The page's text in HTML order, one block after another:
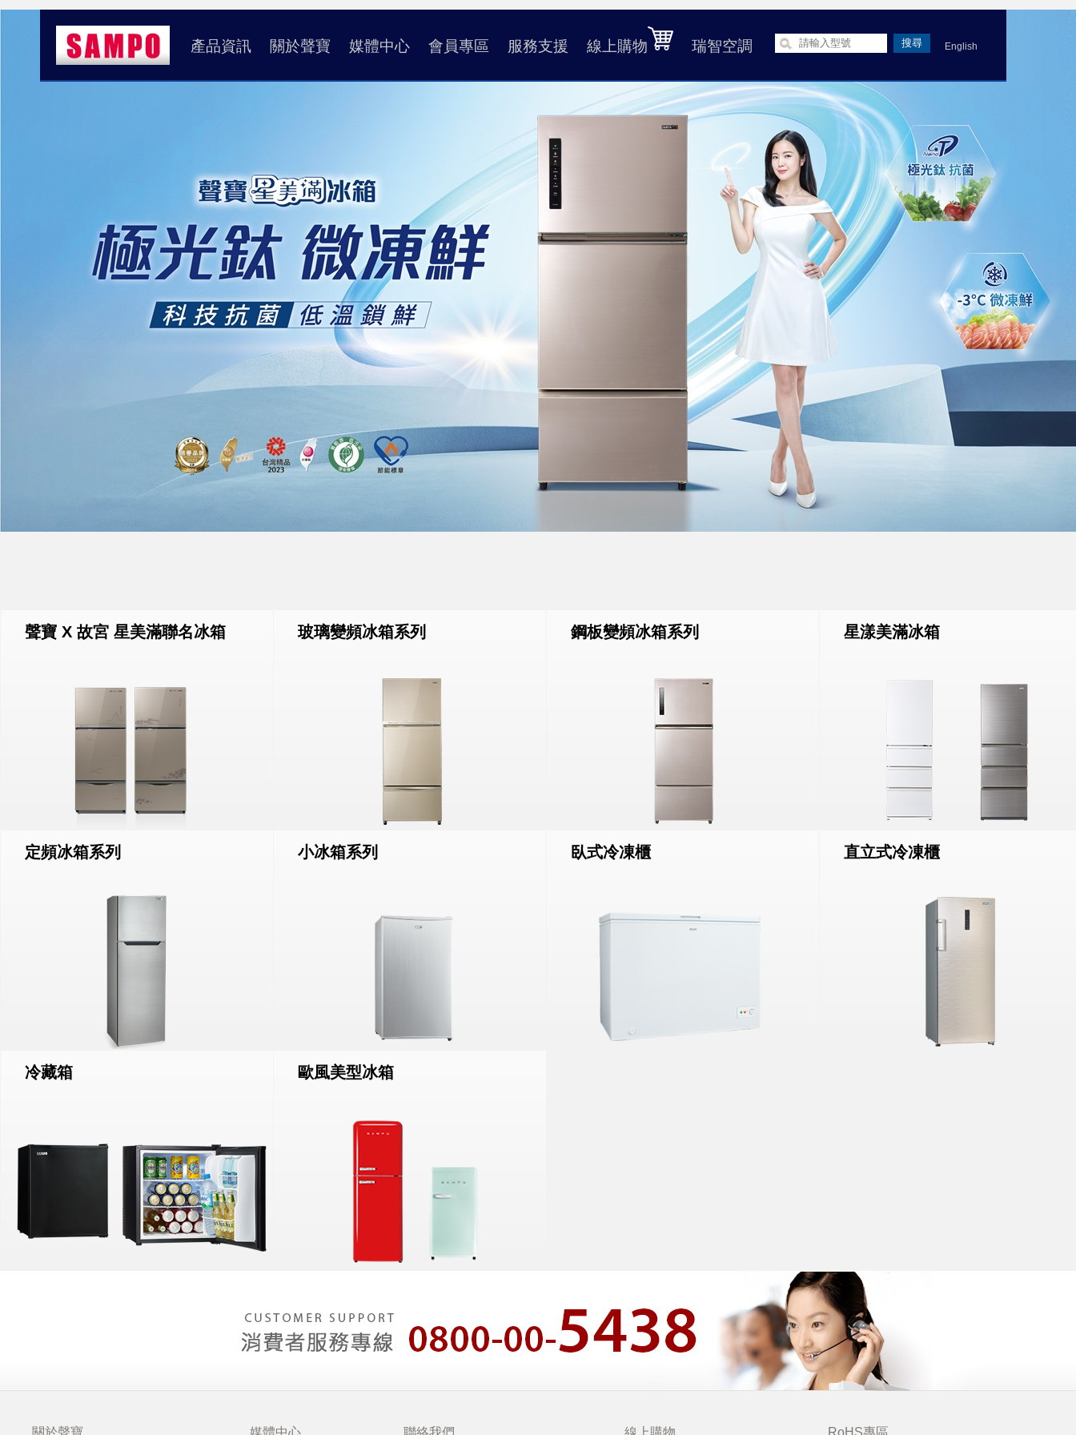
產品資訊 關於聲寶 媒體中心 會員專區 服務支援 線上購物 瑞智空調 English
聲寶 X 故宮 星美滿聯名冰箱 玻璃變頻冰箱系列 鋼板變頻冰箱系列 星漾美滿冰箱
定頻冰箱系列 小冰箱系列 臥式冷凍櫃 直立式冷凍櫃
冷藏箱 歐風美型冰箱
關於聲寶 媒體中心 聯絡我們 線上購物 RoHS專區